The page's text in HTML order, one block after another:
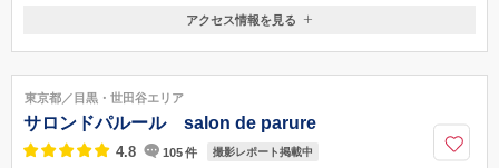
神奈川県神奈川県藤沢市村岡東
080-2023-3082
アクセス情報を見る
東京都／目黒・世田谷エリア
サロンドパルール salon de parure
4.8 105件 撮影レポート掲載中